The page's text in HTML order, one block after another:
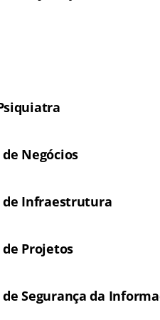
Negócios
de Infraestrutura
Projetos
Segurança da